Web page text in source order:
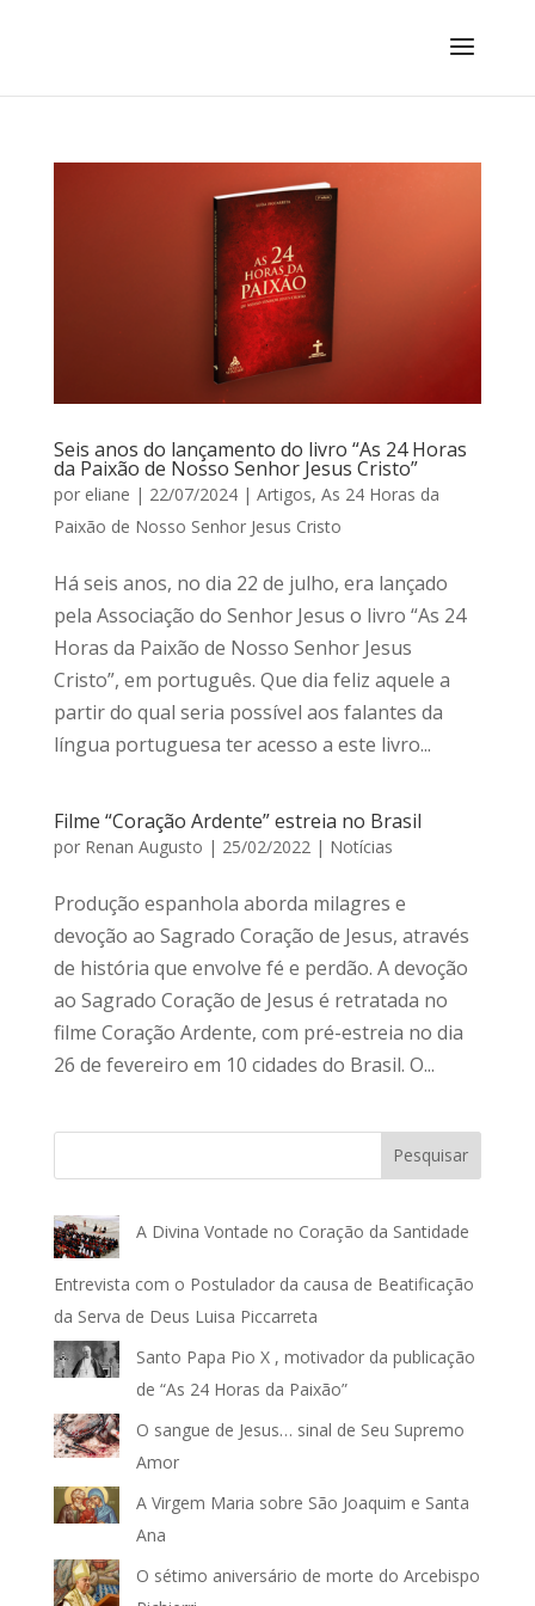
Seis anos do lançamento do livro “As 24 Horas
da Paixão de Nosso Senhor Jesus Cristo”
por eliane | 22/07/2024| Artigos, As 24 Horas da
Paixão de Nosso Senhor Jesus Cristo
Há seis anos, no dia 22 de julho, era lançado
pela Associação do Senhor Jesus o livro “As 24
Horas da Paixão de Nosso Senhor Jesus
Cristo”, em português. Que dia feliz aquele a
partir do qual seria possível aos falantes da
língua portuguesa ter acesso a este livro...
Filme “Coração Ardente” estreia no Brasil
por Renan Augusto | 25/02/2022 | Notícias
Produção espanhola aborda milagres e
devoção ao Sagrado Coração de Jesus, através
de história que envolve fé e perdão. A devoção
ao Sagrado Coração de Jesus é retratada no
filme Coração Ardente, com pré-estreia no dia
26 de fevereiro em 10 cidades do Brasil. O...
Pesquisar
A Divina Vontade no Coração da Santidade
Entrevista com o Postulador da causa de Beatificação
da Serva de Deus Luisa Piccarreta
Santo Papa Pio X , motivador da publicação
de “As 24 Horas da Paixão”
O sangue de Jesus… sinal de Seu Supremo
Amor
A Virgem Maria sobre São Joaquim e Santa
Ana
O sétimo aniversário de morte do Arcebispo